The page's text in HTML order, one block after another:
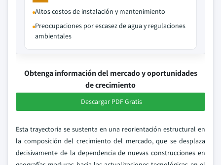
Altos costos de instalación y mantenimiento
Preocupaciones por escasez de agua y regulaciones
ambientales
Obtenga información del mercado y oportunidades
de crecimiento
Descargar PDF Gratis
Esta trayectoria se sustenta en una reorientación estructural en
la composición del crecimiento del mercado, que se desplaza
decisivamente de la dependencia de nuevas construcciones en